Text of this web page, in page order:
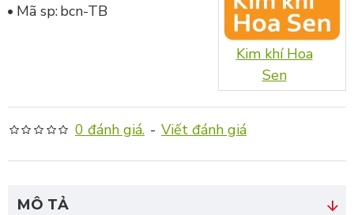
Mã sp:bcn-TB
Kim khí Hoa
Sen
0 đánh giá. - Viết đánh giá
MÔ TẢ